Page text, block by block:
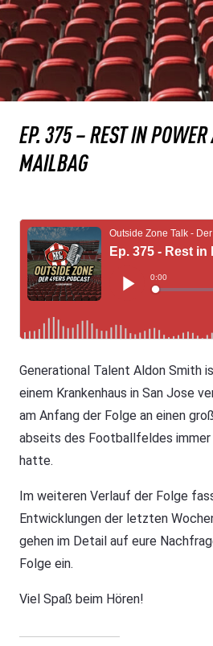
EP. 375 – REST IN
MAILBAG
Generational Talent Aldon Smith
einem Krankenhaus in San Jose
am Anfang der Folge an einen
abseits des Footballfeldes
hatte.
Im weiteren Verlauf der Folge
Entwicklungen der letzten
gehen im Detail auf eure
Folge ein.
Viel Spaß beim Hören!